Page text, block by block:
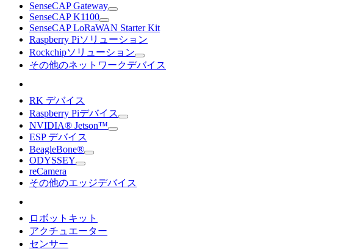
SenseCAP Gateway
SenseCAP K1100
SenseCAP LoRaWAN Starter Kit
Raspberry Piソリューション
Rockchipソリューション
その他のネットワークデバイス
RK デバイス
Raspberry Piデバイス
NVIDIA® Jetson™
ESP デバイス
BeagleBone®
ODYSSEY
reCamera
その他のエッジデバイス
ロボットキット
アクチュエーター
センサー